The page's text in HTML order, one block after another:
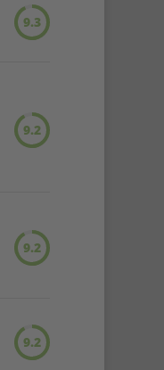
9.3
9.2
9.2
9.2